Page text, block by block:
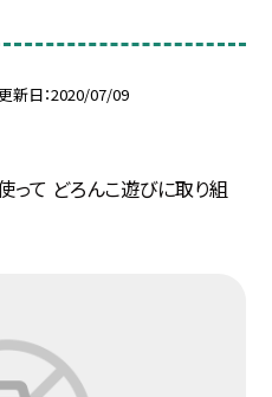
新日 2020/07/09
って どろんこ遊びに取り組